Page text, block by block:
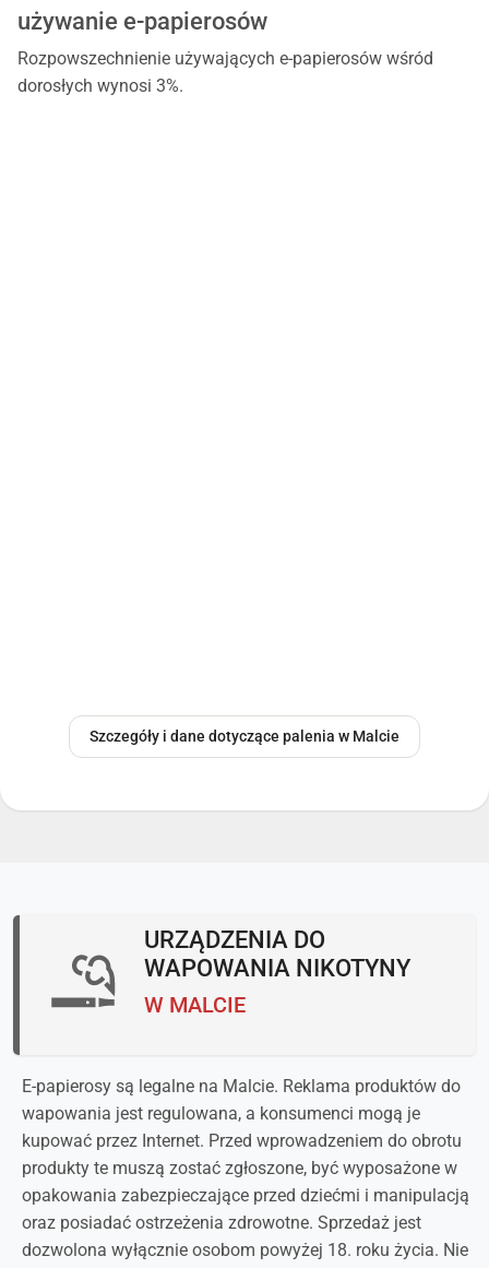
używanie e-papierosów
Rozpowszechnienie używających e-papierosów wśród
dorosłych wynosi 3%.
Szczegóły i dane dotyczące palenia w Malcie
URZĄDZENIA DO
WAPOWANIA NIKOTYNY
W MALCIE
E-papierosy są legalne na Malcie. Reklama produktów do
wapowania jest regulowana, a konsumenci mogą je
kupować przez Internet. Przed wprowadzeniem do obrotu
produkty te muszą zostać zgłoszone, być wyposażone w
opakowania zabezpieczające przed dziećmi i manipulacją
oraz posiadać ostrzeżenia zdrowotne. Sprzedaż jest
dozwolona wyłącznie osobom powyżej 18. roku życia. Nie